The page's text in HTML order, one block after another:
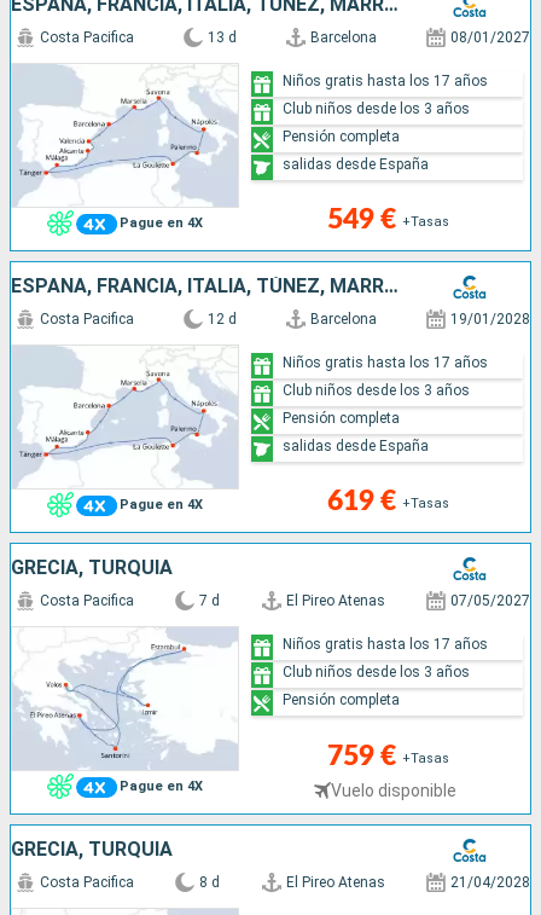
ESPAÑA, FRANCIA, ITALIA, TÚNEZ, MARRUECOS
Pague en 4X
Costa Pacifica 13 d Barcelona 08/01/2027
549 € +Tasas
Niños gratis hasta los 17 años
Club niños desde los 3 años
Pensión completa
salidas desde España
ESPAÑA, FRANCIA, ITALIA, TÚNEZ, MARRUECOS
Pague en 4X
Costa Pacifica 12 d Barcelona 19/01/2028
619 € +Tasas
Niños gratis hasta los 17 años
Club niños desde los 3 años
Pensión completa
salidas desde España
GRECIA, TURQUÍA
Pague en 4X
Costa Pacifica 7 d El Pireo Atenas 07/05/2027
759 € +Tasas
Vuelo disponible
Niños gratis hasta los 17 años
Club niños desde los 3 años
Pensión completa
GRECIA, TURQUÍA
Costa Pacifica 8 d El Pireo Atenas 21/04/2028